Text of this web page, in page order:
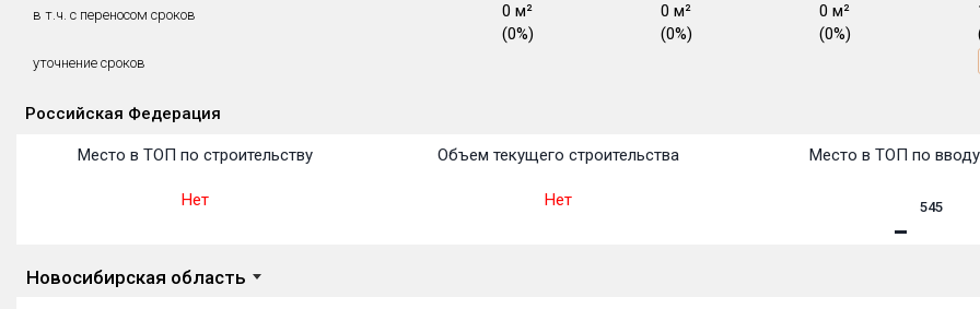
в т.ч. с переносом сроков
уточнение сроков
0 м²
0 м²
0 м²
(0%)
0 м²
(0%)
0 м²
(0%)
Российская Федерация
Место в ТОП по строительству
Нет
Объем текущего строительства
Нет
Место в ТОП по
545
Новосибирская область